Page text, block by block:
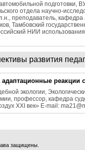
отдела научно-
преподаватель,
Тамбовский
НИИ
развития
реакции
экологии,
профессор, кафедра
XXI век» E-mail:
защищены.